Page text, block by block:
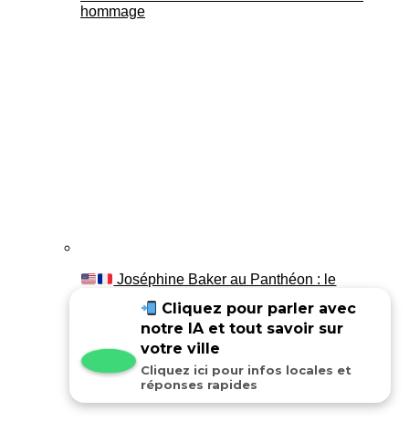
hommage
Joséphine Baker au Panthéon : le
Cliquez pour parler avec
notre IA et tout savoir sur
votre ville
Cliquez ici pour infos locales et
réponses rapides